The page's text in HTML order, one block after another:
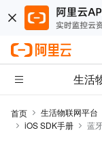
生活
首页 生活物联网平台
iOS SDK手册
蓝